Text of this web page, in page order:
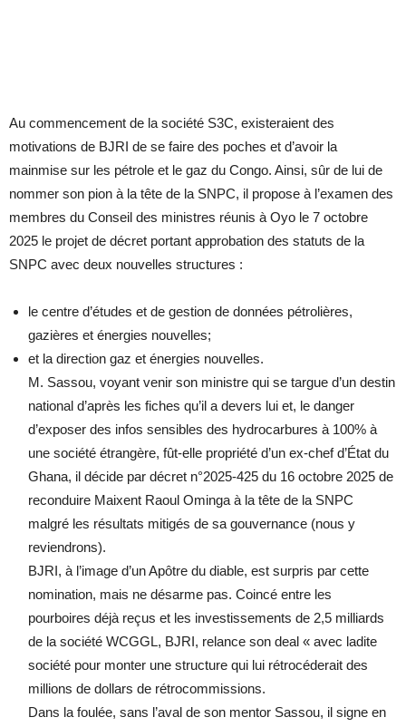
Au commencement de la société S3C, existeraient des
motivations de BJRI de se faire des poches et d’avoir la
mainmise sur les pétrole et le gaz du Congo. Ainsi, sûr de lui de
nommer son pion à la tête de la SNPC, il propose à l’examen des
membres du Conseil des ministres réunis à Oyo le 7 octobre
2025 le projet de décret portant approbation des statuts de la
SNPC avec deux nouvelles structures :
le centre d’études et de gestion de données pétrolières,
gazières et énergies nouvelles;
et la direction gaz et énergies nouvelles.
M. Sassou, voyant venir son ministre qui se targue d’un destin
national d’après les fiches qu’il a devers lui et, le danger
d’exposer des infos sensibles des hydrocarbures à 100% à
une société étrangère, fût-elle propriété d’un ex-chef d’État du
Ghana, il décide par décret n°2025-425 du 16 octobre 2025 de
reconduire Maixent Raoul Ominga à la tête de la SNPC
malgré les résultats mitigés de sa gouvernance (nous y
reviendrons).
BJRI, à l’image d’un Apôtre du diable, est surpris par cette
nomination, mais ne désarme pas. Coincé entre les
pourboires déjà reçus et les investissements de 2,5 milliards
de la société WCGGL, BJRI, relance son deal « avec ladite
société pour monter une structure qui lui rétrocéderait des
millions de dollars de rétrocommissions.
Dans la foulée, sans l’aval de son mentor Sassou, il signe en